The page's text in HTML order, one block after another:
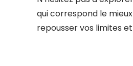
qui correspond le
repousser vos limites